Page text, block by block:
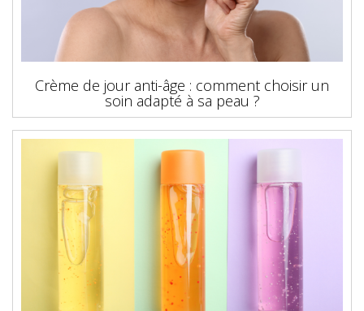
Crème de jour anti-âge : comment choisir un
soin adapté à sa peau ?